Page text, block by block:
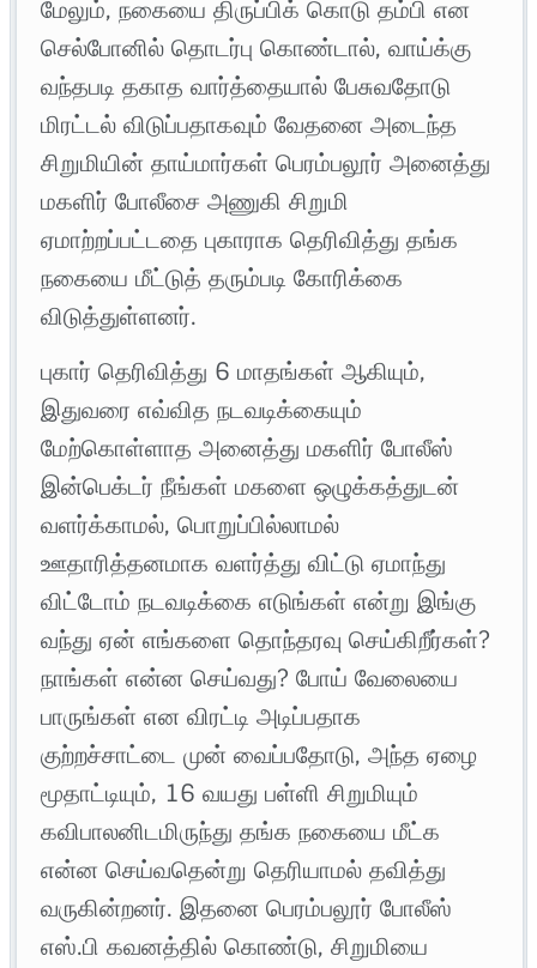
மேலும், நகையை திருப்பிக் கொடு தம்பி என
செல்போனில் தொடர்பு கொண்டால், வாய்க்கு
வந்தபடி தகாத வார்த்தையால் பேசுவதோடு
மிரட்டல் விடுப்பதாகவும் வேதனை அடைந்த
சிறுமியின் தாய்மார்கள் பெரம்பலூர் அனைத்து
மகளிர் போலீசை அணுகி சிறுமி
ஏமாற்றப்பட்டதை புகாராக தெரிவித்து தங்க
நகையை மீட்டுத் தரும்படி கோரிக்கை
விடுத்துள்ளனர்.
புகார் தெரிவித்து 6 மாதங்கள் ஆகியும்,
இதுவரை எவ்வித நடவடிக்கையும்
மேற்கொள்ளாத அனைத்து மகளிர் போலீஸ்
இன்பெக்டர் நீங்கள் மகளை ஒழுக்கத்துடன்
வளர்க்காமல், பொறுப்பில்லாமல்
ஊதாரித்தனமாக வளர்த்து விட்டு ஏமாந்து
விட்டோம் நடவடிக்கை எடுங்கள் என்று இங்கு
வந்து ஏன் எங்களை தொந்தரவு செய்கிறீர்கள்?
நாங்கள் என்ன செய்வது? போய் வேலையை
பாருங்கள் என விரட்டி அடிப்பதாக
குற்றச்சாட்டை முன் வைப்பதோடு, அந்த ஏழை
மூதாட்டியும், 16 வயது பள்ளி சிறுமியும்
கவிபாலனிடமிருந்து தங்க நகையை மீட்க
என்ன செய்வதென்று தெரியாமல் தவித்து
வருகின்றனர். இதனை பெரம்பலூர் போலீஸ்
எஸ்.பி கவனத்தில் கொண்டு, சிறுமியை